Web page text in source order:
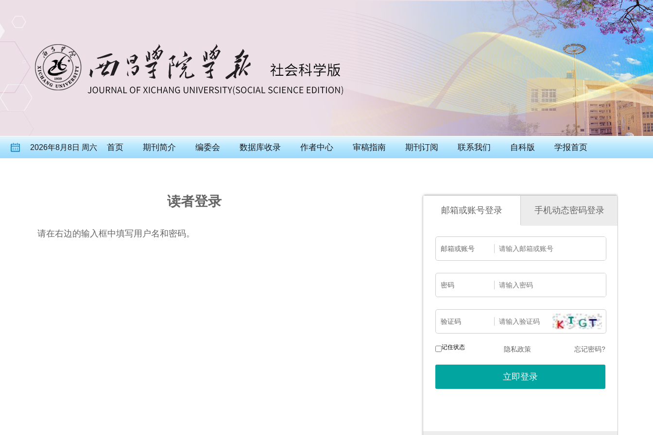
2026年8月8日 周六 首页 期刊简介 编委会 数据库收录 作者中心 审稿指南 期刊订阅 联系我们 自科版 学报首页
读者登录
请在右边的输入框中填写用户名和密码。
邮箱或账号登录 手机动态密码登录
邮箱或账号
密码
验证码
记住状态 隐私政策 忘记密码?